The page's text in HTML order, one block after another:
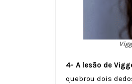
4- A lesão de
quebrou dois